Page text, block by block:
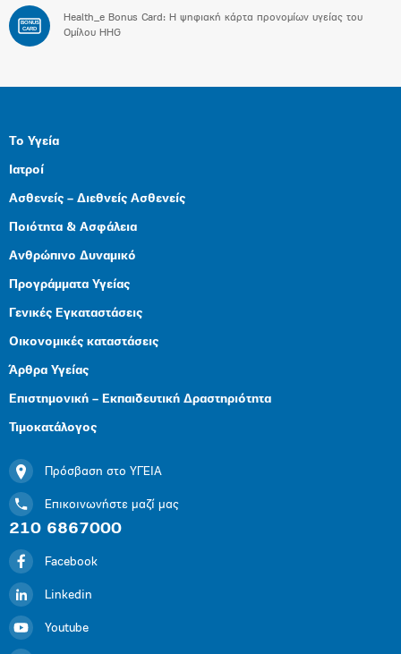
BONUS
CARD
Health_e Bonus Card: H ψηφιακή κάρτα προνομίων υγείας του
Ομίλου HHG
Το Υγεία
Ιατροί
Ασθενείς – Διεθνείς Ασθενείς
Ποιότητα & Ασφάλεια
Ανθρώπινο Δυναμικό
Προγράμματα Υγείας
Γενικές Εγκαταστάσεις
Οικονομικές καταστάσεις
Άρθρα Υγείας
Επιστημονική – Εκπαιδευτική Δραστηριότητα
Τιμοκατάλογος
Πρόσβαση στο ΥΓΕΙΑ
Επικοινωνήστε μαζί μας
210 6867000
Facebook
Linkedin
Youtube